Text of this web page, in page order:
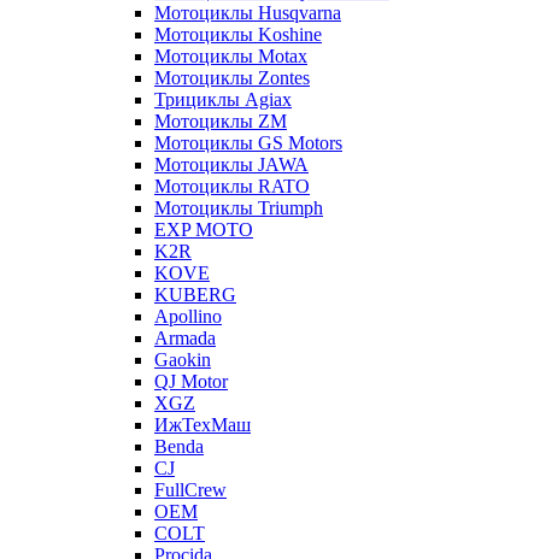
Мотоциклы Husqvarna
Мотоциклы Koshine
Мотоциклы Motax
Мотоциклы Zontes
Трициклы Agiax
Мотоциклы ZM
Мотоциклы GS Motors
Мотоциклы JAWA
Мотоциклы RATO
Мотоциклы Triumph
EXP MOTO
K2R
KOVE
KUBERG
Apollino
Armada
Gaokin
QJ Motor
XGZ
ИжТехМаш
Benda
CJ
FullCrew
OEM
COLT
Procida